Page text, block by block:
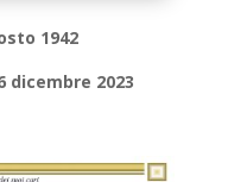
1942
dicembre 2023